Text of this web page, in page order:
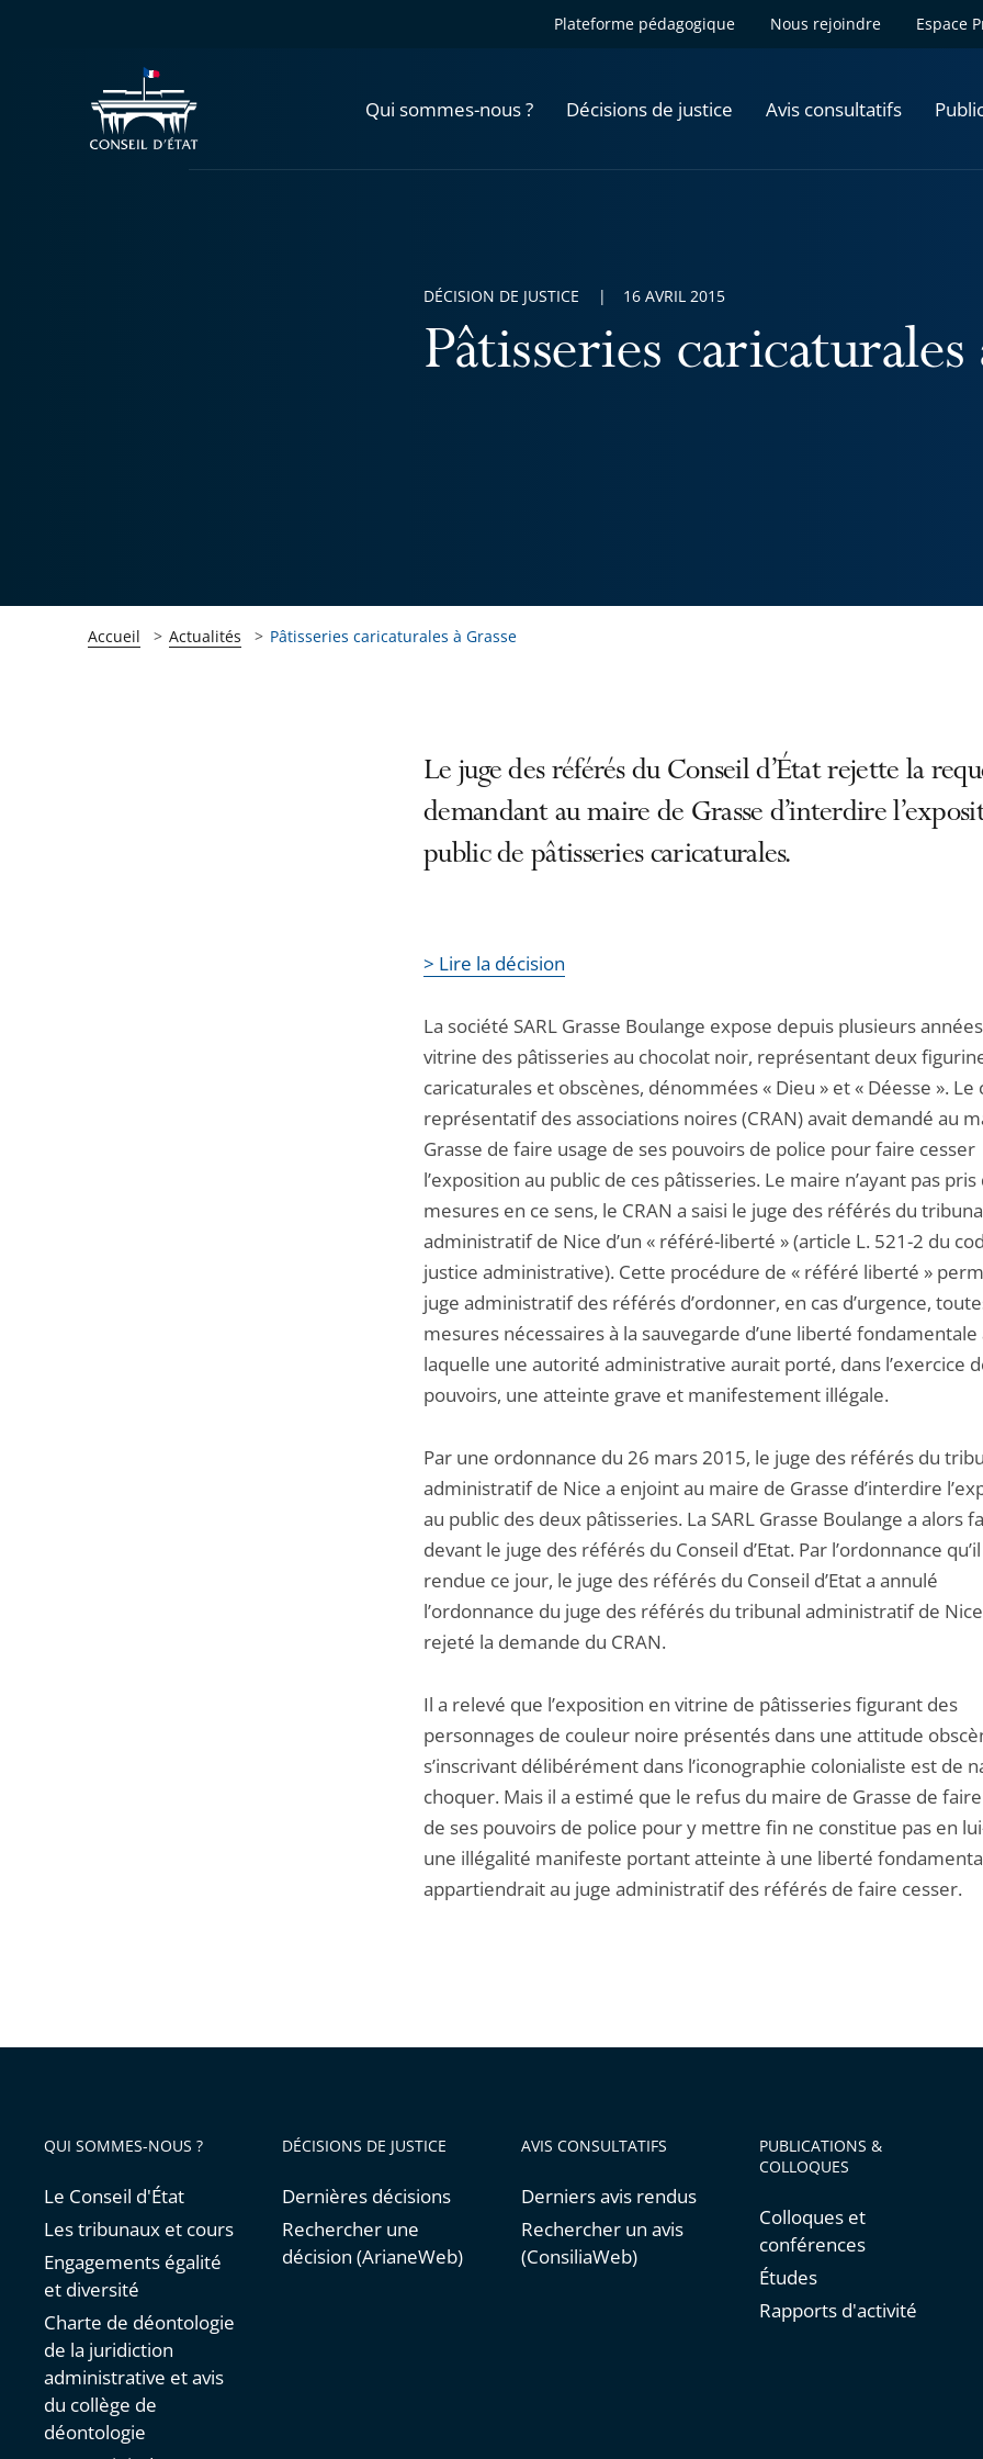
Plateforme pédagogique Nous rejoindre Espace
Qui sommes-nous ? Décisions de justice Avis consultatifs
Pâtisseries caricaturales
DÉCISION DE JUSTICE 16 AVRIL 2015
Accueil Actualités Pâtisseries caricaturales à Grasse
Le juge des référés du Conseil d’État rejette la
demandant au maire de Grasse d’interdire
public de pâtisseries caricaturales.
> Lire la décision
La société SARL Grasse Boulange expose depuis plusieurs
vitrine des pâtisseries au chocolat noir, représentant deux
caricaturales et obscènes, dénommées « Dieu » et « Déesse ». Le
représentatif des associations noires (CRAN) avait demandé au
Grasse de faire usage de ses pouvoirs de police pour faire cesser
l’exposition au public de ces pâtisseries. Le maire n’ayant pas pris
mesures en ce sens, le CRAN a saisi le juge des référés du
administratif de Nice d’un « référé-liberté » (article L. 521-2 du
justice administrative). Cette procédure de « référé liberté »
juge administratif des référés d’ordonner, en cas d’urgence,
mesures nécessaires à la sauvegarde d’une liberté fondamentale
laquelle une autorité administrative aurait porté, dans l’exercice
pouvoirs, une atteinte grave et manifestement illégale.
Par une ordonnance du 26 mars 2015, le juge des référés du
administratif de Nice a enjoint au maire de Grasse d’interdire
au public des deux pâtisseries. La SARL Grasse Boulange a alors
devant le juge des référés du Conseil d’Etat. Par l’ordonnance
rendue ce jour, le juge des référés du Conseil d’Etat a annulé
l’ordonnance du juge des référés du tribunal administratif de
rejeté la demande du CRAN.
Il a relevé que l’exposition en vitrine de pâtisseries figurant des
personnages de couleur noire présentés dans une attitude
s’inscrivant délibérément dans l’iconographie colonialiste est de
choquer. Mais il a estimé que le refus du maire de Grasse de
de ses pouvoirs de police pour y mettre fin ne constitue pas en
une illégalité manifeste portant atteinte à une liberté
appartiendrait au juge administratif des référés de faire cesser.
QUI SOMMES-NOUS ?
Le Conseil d'État
Les tribunaux et cours
Engagements égalité
et diversité
Charte de déontologie
de la juridiction
administrative et avis
du collège de
déontologie
DÉCISIONS DE JUSTICE
Dernières décisions
Rechercher une
décision (ArianeWeb)
AVIS CONSULTATIFS
Derniers avis rendus
Rechercher un avis
(ConsiliaWeb)
PUBLICATIONS &
COLLOQUES
Colloques et
conférences
Études
Rapports d'activité